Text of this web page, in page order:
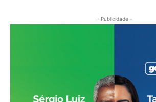
- Publicidade -